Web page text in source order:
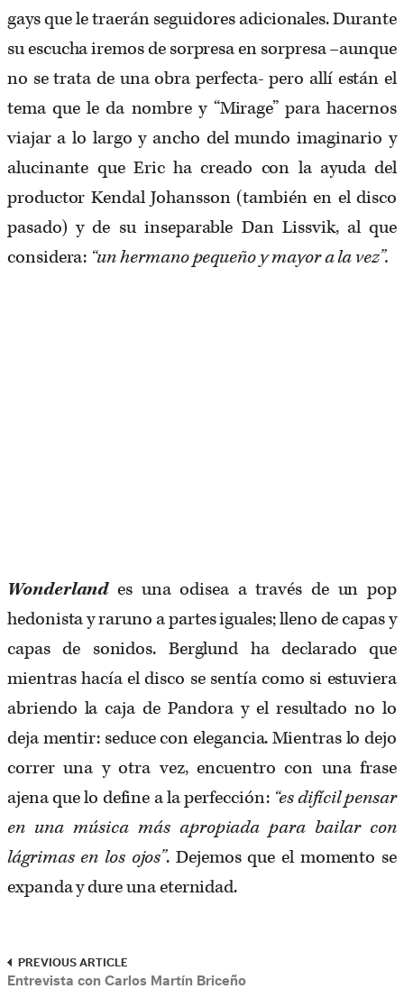
gays que le traerán seguidores adicionales. Durante
su escucha iremos de sorpresa en sorpresa –aunque
no se trata de una obra perfecta- pero allí están el
tema que le da nombre y “Mirage” para hacernos
viajar a lo largo y ancho del mundo imaginario y
alucinante que Eric ha creado con la ayuda del
productor Kendal Johansson (también en el disco
pasado) y de su inseparable Dan Lissvik, al que
considera: “un hermano pequeño y mayor a la vez”.
Wonderlandes una odisea a través de un pop
hedonista y raruno a partes iguales; lleno de capas y
capas de sonidos. Berglund ha declarado que
mientras hacía el disco se sentía como si estuviera
abriendo la caja de Pandora y el resultado no lo
deja mentir: seduce con elegancia. Mientras lo dejo
correr una y otra vez, encuentro con una frase
ajena que lo define a la perfección: “es difícil pensar
en una música más apropiada para bailar con
lágrimas en los ojos”. Dejemos que el momento se
expanda y dure una eternidad.
PREVIOUS ARTICLE
Entrevista con Carlos Martín Briceño